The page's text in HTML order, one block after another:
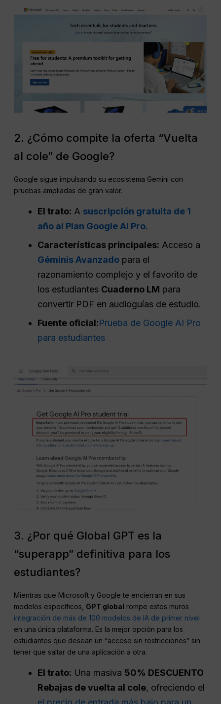
2. ¿Cómo compite la oferta “Vuelta
al cole” de Google?
Google sigue impulsando su ecosistema Gemini con
pruebas ampliadas de gran valor.
El trato: A suscripción gratuita de 1
año al Plan Google AI Pro.
Características principales: Acceso a
Géminis Avanzado para el
razonamiento complejo y el favorito de
los estudiantes Cuaderno LM para
convertir PDF en audioguías de estudio.
Fuente oficial:Prueba de Google AI Pro
para estudiantes
3. ¿Por qué Global GPT es la
“superapp” definitiva para los
estudiantes?
Mientras que Microsoft y Google te encierran en sus
modelos específicos, GPT global rompe estos muros
integración de más de 100 modelos de IA de primer nivel
en una única plataforma. Es la mejor opción para los
estudiantes que desean un “acceso sin restricciones” sin
tener que saltar de una aplicación a otra.
El trato: Una masiva 50% DESCUENTO
Rebajas de vuelta al cole, ofreciendo el